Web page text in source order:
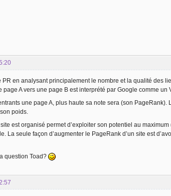
PR en analysant principalement le nombre et la qualité des
A vers une page B est interprété par Google comme un
une page A, plus haute sa note sera (son
poids.
est organisé permet d’exploiter son potentiel au
La seule façon d’augmenter le PageRank d’un site est
question Toad?